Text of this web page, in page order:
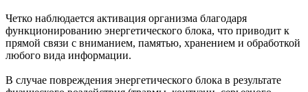
Четко наблюдается активация организма благодаря
функционированию энергетического блока, что приводит к
прямой связи с вниманием, памятью, хранением и обработкой
любого вида информации.
В случае повреждения энергетического блока в результате